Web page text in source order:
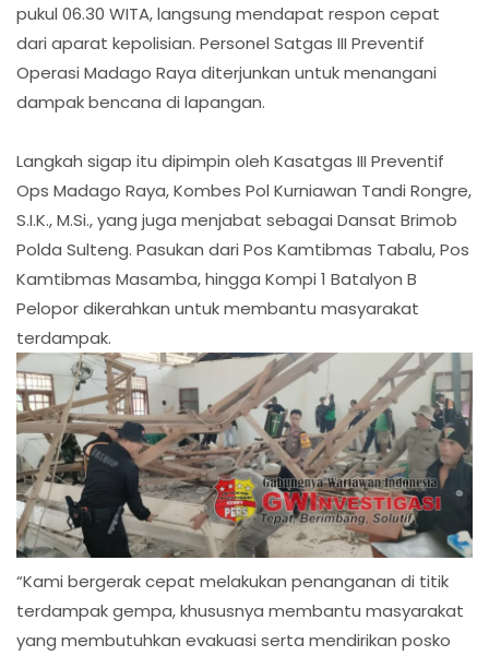
pukul 06.30 WITA, langsung mendapat respon cepat
dari aparat kepolisian. Personel Satgas III Preventif
Operasi Madago Raya diterjunkan untuk menangani
dampak bencana di lapangan.
Langkah sigap itu dipimpin oleh Kasatgas III Preventif
Ops Madago Raya, Kombes Pol Kurniawan Tandi Rongre,
S.I.K., M.Si., yang juga menjabat sebagai Dansat Brimob
Polda Sulteng. Pasukan dari Pos Kamtibmas Tabalu, Pos
Kamtibmas Masamba, hingga Kompi 1 Batalyon B
Pelopor dikerahkan untuk membantu masyarakat
terdampak.
“Kami bergerak cepat melakukan penanganan di titik
terdampak gempa, khususnya membantu masyarakat
yang membutuhkan evakuasi serta mendirikan posko